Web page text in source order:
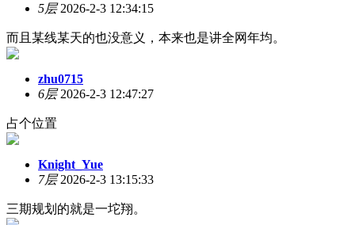
5层2026-2-3 12:34:15
而且某线某天的也没意义，本来也是讲全网年均。
zhu0715
6层2026-2-3 12:47:27
占个位置
Knight_Yue
7层2026-2-3 13:15:33
三期规划的就是一坨翔。